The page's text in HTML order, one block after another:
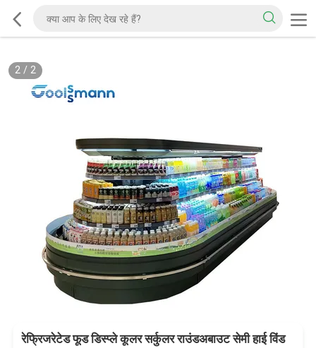
2/ 2
रेफ्रिजरेटेड फूड डिस्प्ले कूलर सर्कुलर राउंडअबाउट सेमी हाई विंड